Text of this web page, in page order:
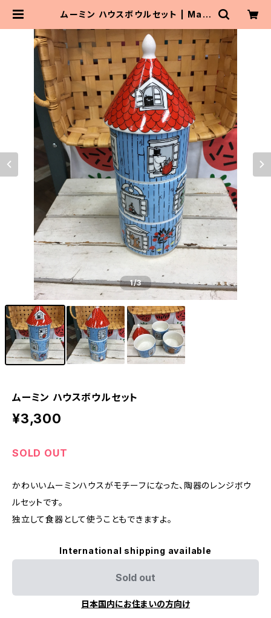
ムーミン ハウスボウルセット | Mait
1/3
ムーミン ハウスボウルセット
¥3,300
SOLD OUT
かわいいムーミンハウスがモチーフになった、陶器のレンジボウ
ルセットです。
独立して食器として使うこともできますよ。
International shipping available
Sold out
日本国内にお住まいの方向け